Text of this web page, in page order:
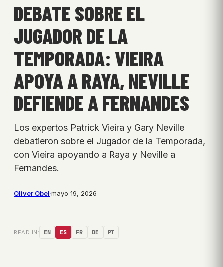
DEBATE SOBRE EL
JUGADOR DE LA
TEMPORADA: VIEIRA
APOYA A RAYA, NEVILLE
DEFIENDE A FERNANDES
Los expertos Patrick Vieira y Gary Neville
debatieron sobre el Jugador de la Temporada,
con Vieira apoyando a Raya y Neville a
Fernandes.
Oliver Obel·mayo 19, 2026
READ IN: EN ES FR DE PT